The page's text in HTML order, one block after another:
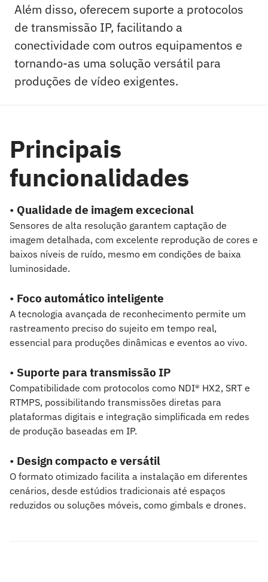
Além disso, oferecem suporte a protocolos
de transmissão IP, facilitando a
conectividade com outros equipamentos e
tornando-as uma solução versátil para
produções de vídeo exigentes.
Principais
funcionalidades
• Qualidade de imagem excecional
Sensores de alta resolução garantem captação de
imagem detalhada, com excelente reprodução de cores e
baixos níveis de ruído, mesmo em condições de baixa
luminosidade.
• Foco automático inteligente
A tecnologia avançada de reconhecimento permite um
rastreamento preciso do sujeito em tempo real,
essencial para produções dinâmicas e eventos ao vivo.
• Suporte para transmissão IP
Compatibilidade com protocolos como NDI® HX2, SRT e
RTMPS, possibilitando transmissões diretas para
plataformas digitais e integração simplificada em redes
de produção baseadas em IP.
• Design compacto e versátil
O formato otimizado facilita a instalação em diferentes
cenários, desde estúdios tradicionais até espaços
reduzidos ou soluções móveis, como gimbals e drones.